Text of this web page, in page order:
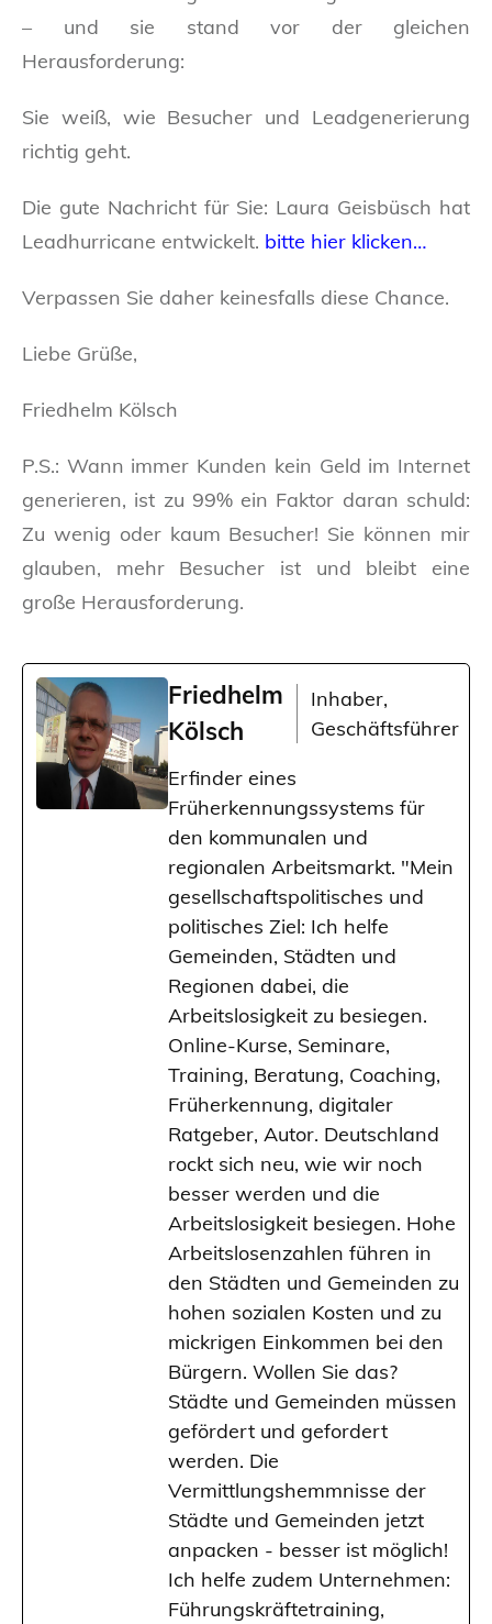
– und sie stand vor der gleichen
Herausforderung:
Sie weiß, wie Besucher und Leadgenerierung
richtig geht.
Die gute Nachricht für Sie: Laura Geisbüsch hat
Leadhurricane entwickelt. bitte hier klicken…
Verpassen Sie daher keinesfalls diese Chance.
Liebe Grüße,
Friedhelm Kölsch
P.S.: Wann immer Kunden kein Geld im Internet
generieren, ist zu 99% ein Faktor daran schuld:
Zu wenig oder kaum Besucher! Sie können mir
glauben, mehr Besucher ist und bleibt eine
große Herausforderung.
Friedhelm
Kölsch
Inhaber,
Geschäftsführer
Erfinder eines
Früherkennungssystems für
den kommunalen und
regionalen Arbeitsmarkt. "Mein
gesellschaftspolitisches und
politisches Ziel: Ich helfe
Gemeinden, Städten und
Regionen dabei, die
Arbeitslosigkeit zu besiegen.
Online-Kurse, Seminare,
Training, Beratung, Coaching,
Früherkennung, digitaler
Ratgeber, Autor. Deutschland
rockt sich neu, wie wir noch
besser werden und die
Arbeitslosigkeit besiegen. Hohe
Arbeitslosenzahlen führen in
den Städten und Gemeinden zu
hohen sozialen Kosten und zu
mickrigen Einkommen bei den
Bürgern. Wollen Sie das?
Städte und Gemeinden müssen
gefördert und gefordert
werden. Die
Vermittlungshemmnisse der
Städte und Gemeinden jetzt
anpacken - besser ist möglich!
Ich helfe zudem Unternehmen:
Führungskräftetraining,